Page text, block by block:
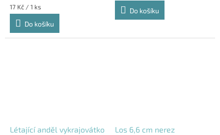
Měrná
cena:
17 Kč / 1 ks
Do košíku
Do košíku
Létající anděl vykrajovátko
Los 6,6 cm nerez